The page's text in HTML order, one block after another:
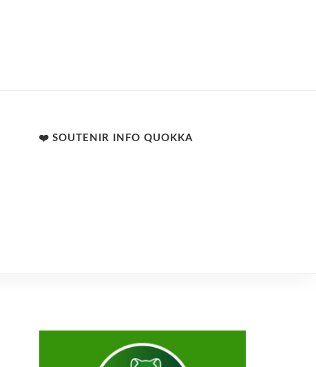
❤️ SOUTENIR INFO QUOKKA